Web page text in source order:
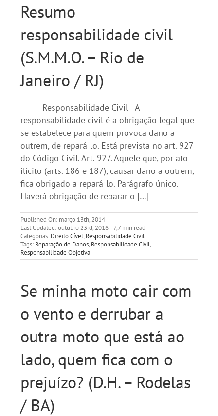
Resumo
responsabilidade civil
(S.M.M.O. – Rio de
Janeiro / RJ)
Responsabilidade Civil A
responsabilidade civil é a obrigação legal que
se estabelece para quem provoca dano a
outrem, de repará-lo. Está prevista no art. 927
do Código Civil. Art. 927. Aquele que, por ato
ilícito (arts. 186 e 187), causar dano a outrem,
fica obrigado a repará-lo. Parágrafo único.
Haverá obrigação de reparar o […]
Published On: março 13th, 2014
Last Updated: outubro 23rd, 2016 7,7 min read
Categorias: Direito Cível, Responsabilidade Civil
Tags: Reparação de Danos, Responsabilidade Civil,
Responsabilidade Objetiva
Se minha moto cair com
o vento e derrubar a
outra moto que está ao
lado, quem fica com o
prejuízo? (D.H. – Rodelas
/ BA)